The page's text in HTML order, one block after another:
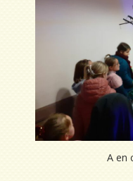
A en